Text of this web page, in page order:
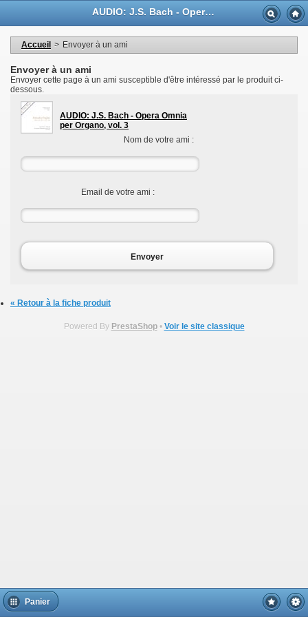
AUDIO: J.S. Bach - Opera Omnia per Organo, vol. 3 - Casa Musicale Eco
Accueil > Envoyer à un ami
Envoyer à un ami
Envoyer cette page à un ami susceptible d'être intéressé par le produit ci-
dessous.
AUDIO: J.S. Bach - Opera Omnia
per Organo, vol. 3
Nom de votre ami :
Email de votre ami :
Envoyer
« Retour à la fiche produit
Powered By PrestaShop• Voir le site classique
Panier
Mes informations personnelles
Mes commandes
Mes bons de réductions
Déconnexion